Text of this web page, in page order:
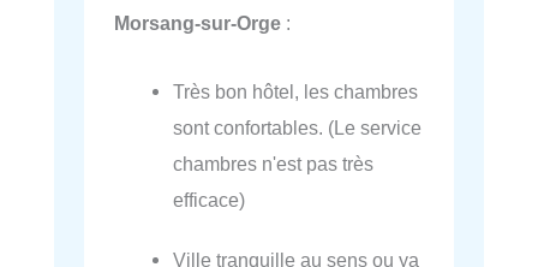
Morsang-sur-Orge :
Très bon hôtel, les chambres
sont confortables. (Le service
chambres n'est pas très
efficace)
Ville tranquille au sens ou ya